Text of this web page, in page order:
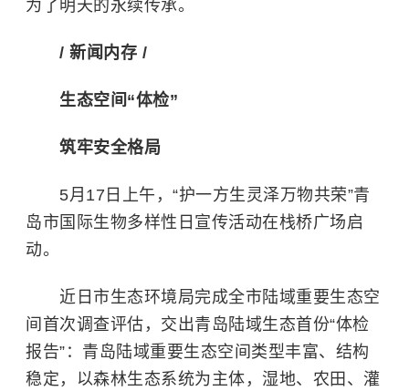
为了明天的永续传承。
/ 新闻内存 /
生态空间“体检”
筑牢安全格局
5月17日上午，“护一方生灵泽万物共荣”青
岛市国际生物多样性日宣传活动在栈桥广场启
动。
近日市生态环境局完成全市陆域重要生态空
间首次调查评估，交出青岛陆域生态首份“体检
报告”：青岛陆域重要生态空间类型丰富、结构
稳定，以森林生态系统为主体，湿地、农田、灌